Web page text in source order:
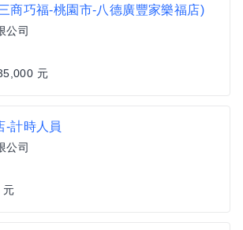
商巧福-桃園市-八德廣豐家樂福店)
公司
元
-計時人員
公司
元